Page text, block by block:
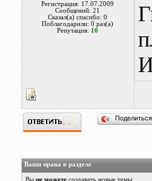
Регистрация: 17.07.2009
Сообщений: 21
Сказал(а) спасибо: 0
Поблагодарили: 0 раз(а)
Репутация: 10
Ваши права в разделе
Вы не можетесоздавать новые темы